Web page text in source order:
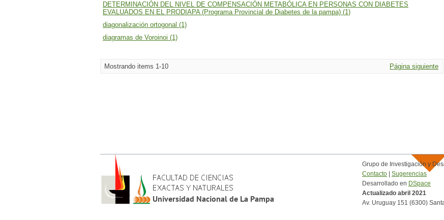
DETERMINACIÓN DEL NIVEL DE COMPENSACIÓN METABÓLICA EN PERSONAS CON DIABETES
EVALUADOS EN EL PRODIAPA (Programa Provincial de Diabetes de la pampa) (1)
diagonalización ortogonal (1)
diagramas de Voroinoi (1)
Mostrando items 1-10 Página siguiente
Grupo de Investigación y
Contacto | Sugerencias
Desarrollado en DSpace
Actualizado abril 2021
Av. Uruguay 151 (6300)